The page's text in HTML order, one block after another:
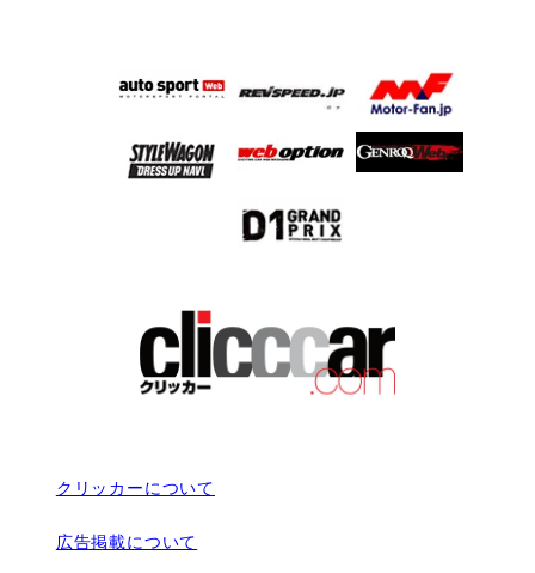
クリッカーについて
広告掲載について